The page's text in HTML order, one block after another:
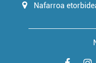
Nafarroa